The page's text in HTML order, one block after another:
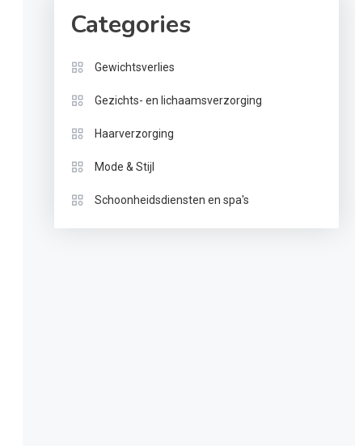
Categories
Gewichtsverlies
Gezichts- en lichaamsverzorging
Haarverzorging
Mode & Stijl
Schoonheidsdiensten en spa's